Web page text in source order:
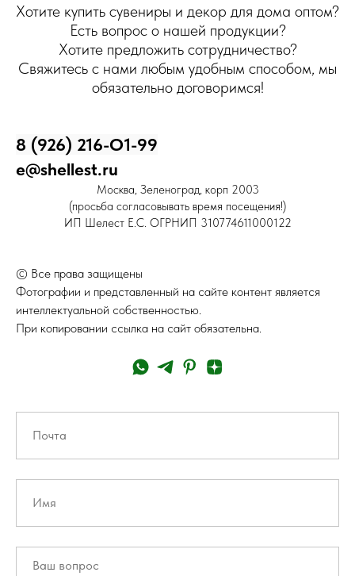
Хотите купить сувениры и декор для дома оптом?
Есть вопрос о нашей продукции?
Хотите предложить сотрудничество?
Свяжитесь с нами любым удобным способом, мы
обязательно договоримся!
8 (926) 216-О1-99
e@shellest.ru
Москва, Зеленоград, корп 2003
(просьба согласовывать время посещения!)
ИП Шелест Е.С. ОГРНИП 310774611000122
© Все права защищены
Фотографии и представленный на сайте контент является
интеллектуальной собственностью.
При копировании ссылка на сайт обязательна.